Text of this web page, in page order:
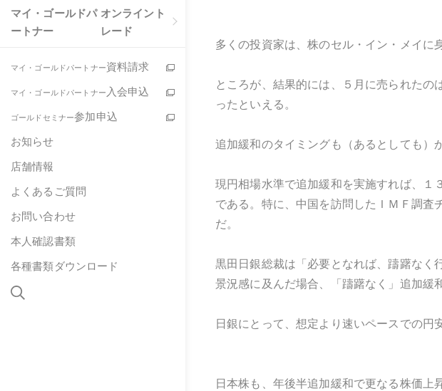
マイ・ゴールドパ
ートナー
オンライント
レード
マイ・ゴールドパートナー資料請求
マイ・ゴールドパートナー 入会申込
ゴールドセミナー参加申込
お知らせ
店舗情報
よくあるご質問
お問い合わせ
本人確認書類
各種書類ダウンロード
多くの投資家は、株のセル・イン・メイに
ところが、結果的には、５月に売られた
ったといえる。
追加緩和のタイミングも（あるとしても）
現円相場水準で追加緩和を実施すれば、１
である。特に、中国を訪問したＩＭＦ調査
だ。
黒田日銀総裁は「必要となれば、躊躇なく
景況感に及んだ場合、「躊躇なく」追加緩
日銀にとって、想定より速いペースでの円
日本株も、年後半追加緩和で更なる株価